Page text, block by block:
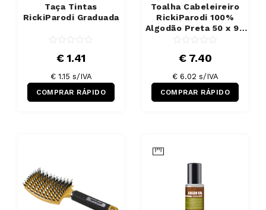
Taça Tintas
RickiParodi Graduada
€ 1.41
€ 1.15 s/IVA
COMPRAR RÁPIDO
Toalha Cabeleireiro
RickiParodi 100%
Algodão Preta 50 x 90
€ 7.40
€ 6.02 s/IVA
COMPRAR RÁPIDO